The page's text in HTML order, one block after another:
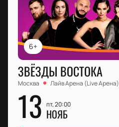
6+
ЗВЁЗДЫ ВОСТОКА
Москва Лайв Арена (Live Арена)
13 пт, 20:00
НОЯБ